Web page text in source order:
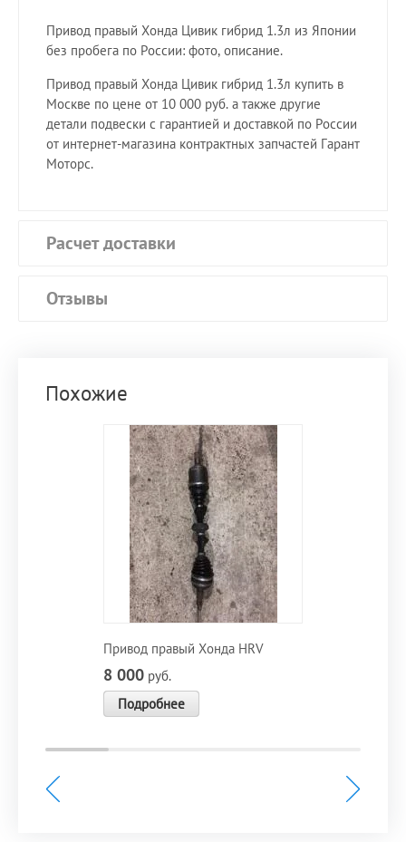
Привод правый Хонда Цивик гибрид 1.3л из Японии
без пробега по России: фото, описание.
Привод правый Хонда Цивик гибрид 1.3л купить в
Москве по цене от 10 000 руб. а также другие
детали подвески с гарантией и доставкой по России
от интернет-магазина контрактных запчастей Гарант
Моторс.
Расчет доставки
Отзывы
Похожие
Привод правый Хонда HRV
8 000 руб.
Подробнее